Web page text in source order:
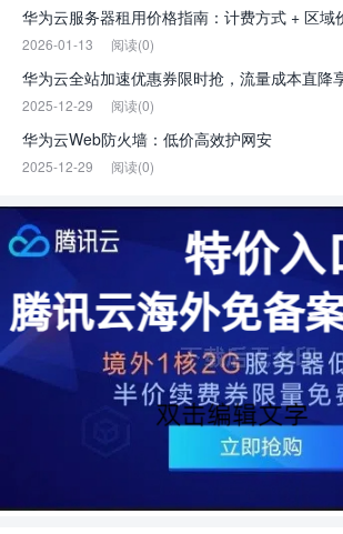
华为云服务器租用价格指南：计费方式 + 区域
2026-01-13 阅读(0)
华为云全站加速优惠券限时抢，流量成本直降
2025-12-29 阅读(0)
华为云Web防火墙：低价高效护网安
2025-12-29 阅读(0)